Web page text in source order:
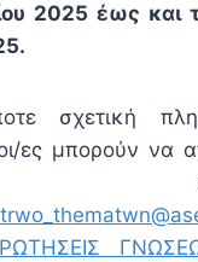
2025 έως και
σχετική
ες μπορούν να